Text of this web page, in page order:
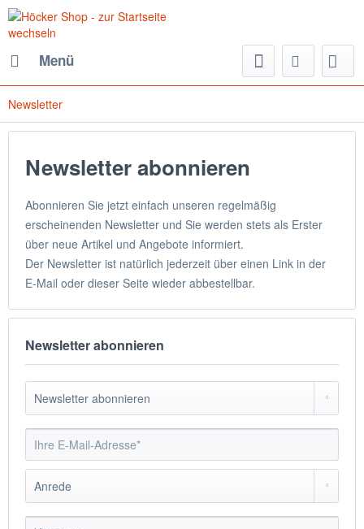
Menü
Newsletter
Newsletter abonnieren
Abonnieren Sie jetzt einfach unseren regelmäßig
erscheinenden Newsletter und Sie werden stets als Erster
über neue Artikel und Angebote informiert.
Der Newsletter ist natürlich jederzeit über einen Link in der
E-Mail oder dieser Seite wieder abbestellbar.
Newsletter abonnieren